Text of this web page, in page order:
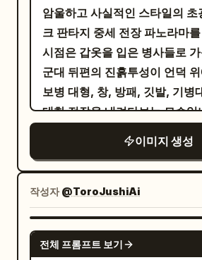
색 블레이저, 살짝 빼 입은 흰색
넥타이, 검은색 바지, 검은색 구
한 손을 주머니에 넣은 채 소녀
살짝 몸을 기울이고 있습니다.
섬세한 순정 만화 스타일의 얼
조를 띠고 있습니다. 시각적 스타일: 세련된 한
국/일본 웹툰 일러스트, 부드러
깔끔한 선화, 차분한 검은색 교
로맨틱하고 미니멀한 문구 디자
포그래피는 깔끔하고 읽기 쉽게
목은 크고 우아한 한국어 캘리
로, 수치는 단순한 세리프 스타
다. 제약 사항: 추가 캐릭터, 추가 키 라벨, 추가
컴퓨터를 타이핑하며 왼쪽 전경
간 걱정스러운 표정으로 바라봄
인 책상 위의 작은 책상과 미니
음. 상사는 배경에서 그들 뒤에
보며 짜증 난 표정을 짓고 있음.
스러운 명령: 배경의 상사가 분
고, 극적인 파열선이 들어간 삐
선으로 소리침. 젊은 직원은 놀
고 식은땀을 흘리며 키보드 근처
뒤로 물러남. 햄스터는 작은 책
듦. 햄스터와 직원 근처에 작은
추가. 삐죽삐죽한 말풍선 안의
정확히 포함하세요: 맨 왼쪽의
진홍색 표준기 1개, 그 아래 파란
1개, 왼쪽 중앙 근처의 녹색과 흰
쪽 중간 거리의 붉은색 전투 깃
중앙 왼쪽 근처의 파란색과 흰색
개. 중간 지점은 행군 대형, 치켜
기병대, 연기 기둥, 작은 불꽃들
니다. 먼 배경에는 안개와 전장
으로 가려진 능선 위의 탑이 있
성의 실루엣을 보여주세요.
색
의 암울하고 채도가 낮은 색상
고, 극적인 흐린 날씨의 조명, 볼
암울하고 사실적인 스타일의 초
크 판타지 중세 전장 파노라마
시점은 갑옷을 입은 병사들로
군대 뒤편의 진흙투성이 언덕
보병 대형, 창, 방패, 깃발, 기병
대한 전장을 내려다보는 모습입
진 진홍색 전쟁 깃발 하나를 배
에 파란색과 흰색 줄무늬 깃발,
발, 빨간색 패턴 깃발, 옅은 파
가 깃발 등 총 4개의 작은 깃발
전경의 병사들은 찌그러진 강철
옷, 판금 갑옷, 타바드, 진흙이 묻
이미지 생성
작성자@ToroJushiAi
전체 프롬프트 보기